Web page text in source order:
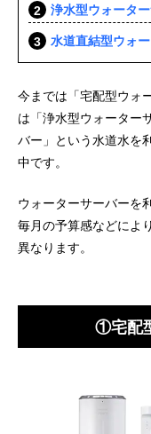
浄水型ウォータ
水道直結型ウォ
今までは「宅配型ウォ
は「浄水型ウォーター
バー」という水道水を
中です。
ウォーターサーバーを
毎月の予算感などによ
異なります。
①宅配